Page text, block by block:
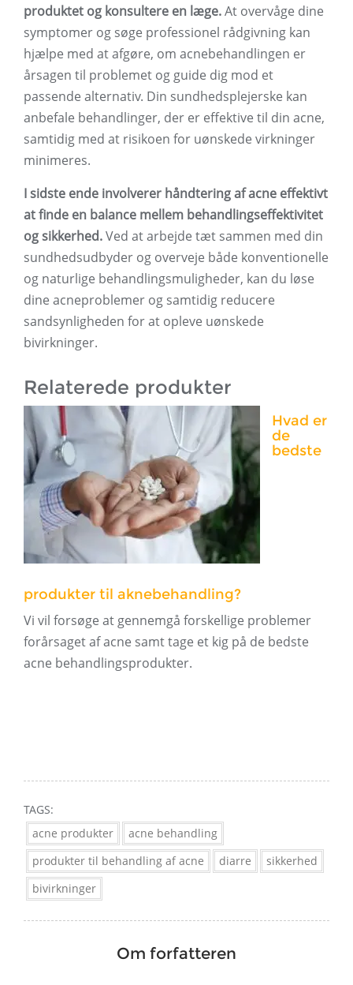
produktet og konsultere en læge.At overvåge dine
symptomer og søge professionel rådgivning kan
hjælpe med at afgøre, om acnebehandlingen er
årsagen til problemet og guide dig mod et
passende alternativ. Din sundhedsplejerske kan
anbefale behandlinger, der er effektive til din acne,
samtidig med at risikoen for uønskede virkninger
minimeres.
I sidste ende involverer håndtering af acne effektivt
at finde en balance mellem behandlingseffektivitet
og sikkerhed.Ved at arbejde tæt sammen med din
sundhedsudbyder og overveje både konventionelle
og naturlige behandlingsmuligheder, kan du løse
dine acneproblemer og samtidig reducere
sandsynligheden for at opleve uønskede
bivirkninger.
Relaterede produkter
Hvad er
de
bedste
produkter til aknebehandling?
Vi vil forsøge at gennemgå forskellige problemer
forårsaget af acne samt tage et kig på de bedste
acne behandlingsprodukter.
TAGS:
acne produkter
acne behandling
produkter til behandling af acne
diarre
sikkerhed
bivirkninger
Om forfatteren